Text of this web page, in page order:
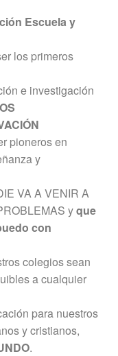
Escuela y
los primeros
e investigación
pioneros en
y
VA A VENIR A
yque
con
colegios sean
a cualquier
para nuestros
y cristianos,
.